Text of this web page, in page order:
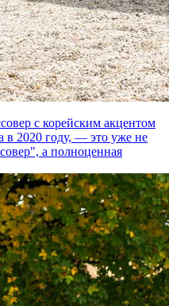
с корейским акцентом
в 2020 году, — это уже не
а полноценная